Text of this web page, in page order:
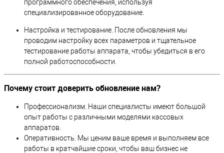
программного обеспечения, используя
специализированное оборудование.
Настройка и тестирование. После обновления мы
проводим настройку всех параметров и тщательное
тестирование работы аппарата, чтобы убедиться в его
полной работоспособности.
Почему стоит доверить обновление нам?
Профессионализм. Наши специалисты имеют большой
опыт работы с различными моделями кассовых
аппаратов.
Оперативность. Мы ценим ваше время и выполняем все
работы в кратчайшие сроки, чтобы ваш бизнес не